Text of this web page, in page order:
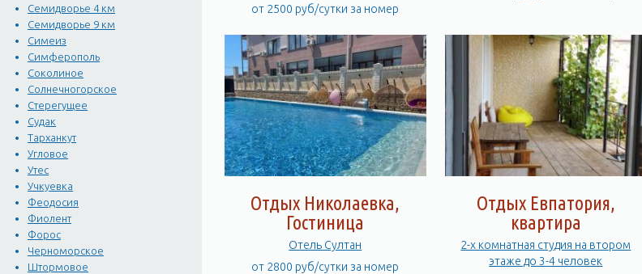
Семидворье 4 км
Семидворье 9 км
Симеиз
Симферополь
Соколиное
Солнечногорское
Стерегущее
Судак
Тарханкут
Угловое
Утес
Учкуевка
Феодосия
Фиолент
Форос
Черноморское
Штормовое
от 2500 руб/сутки за номер
Отдых Николаевка,
Гостиница
Отель Султан
от 2800 руб/сутки за номер
Отдых Евпатория,
квартира
2-х комнатная студия на втором
этаже до 3-4 человек